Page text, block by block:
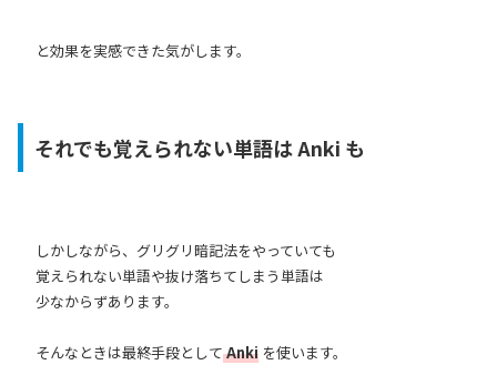
と効果を実感できた気がします。
それでも覚えられない単語は Anki も
しかしながら、グリグリ暗記法をやっていても
覚えられない単語や抜け落ちてしまう単語は
少なからずあります。
そんなときは最終手段としてAnki を使います。